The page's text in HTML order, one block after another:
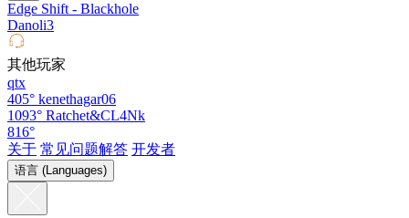
Edge Shift - Blackhole
Danoli3
其他玩家
qtx
405° kenethagar06
1093° Ratchet&CL4Nk
816°
关于 常见问题解答 开发者
语言 (Languages)